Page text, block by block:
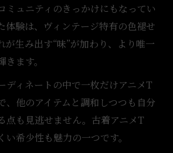
着で差がつく小物の使い方とは
メTが映える重ね着スタイルの提案
ァッションで映える古着アニメTの
Tで完成させるストリートコーデ
に馴染む古着アニメTの選び方と
ミュニティのきっかけにもなってい
体験は、ヴィンテージ特有の色褪せ
が生み出す“味”が加わり、より唯一
ます。
ディネートの中で一枚だけアニメT
、他のアイテムと調和しつつも自分
点も見逃せません。古着アニメT
い希少性も魅力の一つです。